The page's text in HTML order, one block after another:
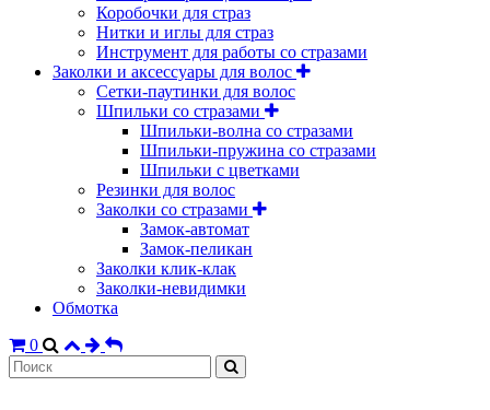
Коробочки для страз
Нитки и иглы для страз
Инструмент для работы со стразами
Заколки и аксессуары для волос
Сетки-паутинки для волос
Шпильки со стразами
Шпильки-волна со стразами
Шпильки-пружина со стразами
Шпильки с цветками
Резинки для волос
Заколки со стразами
Замок-автомат
Замок-пеликан
Заколки клик-клак
Заколки-невидимки
Обмотка
0